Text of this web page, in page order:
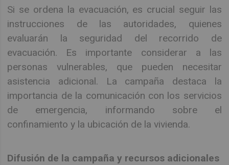
Si se ordena la evacuación, es crucial seguir las
instrucciones de las autoridades, quienes
evaluarán la seguridad del recorrido de
evacuación. Es importante considerar a las
personas vulnerables, que pueden necesitar
asistencia adicional. La campaña destaca la
importancia de la comunicación con los servicios
de emergencia, informando sobre el
confinamiento y la ubicación de la vivienda.
Difusión de la campaña y recursos adicionales